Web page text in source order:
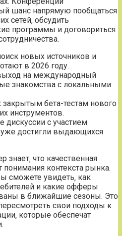
шанс напрямую пообщаться
сетей‚ обсудить
программы и договориться
новых источников и
в 2026 году.
на международный
знакомства с локальными
бета-тестам нового
инструментов.
дискуссии с участием
уже достигли выдающихся
что качественная
понимания контекста рынка.
сможете увидеть‚ как
и какие офферы
в ближайшие сезоны. Это
свои подходы к
которые обеспечат